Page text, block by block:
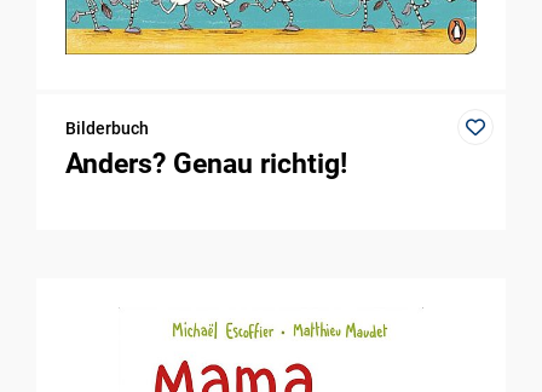
Bilderbuch
Anders? Genau richtig!